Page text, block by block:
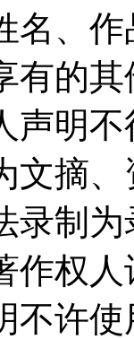
名、
有的
声明
文摘
录制
作权
不许